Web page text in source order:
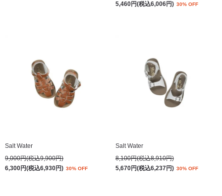
5,460円(税込6,006円) 30% OFF
Salt Water
9,000円(税込9,900円)
6,300円(税込6,930円) 30% OFF
Salt Water
8,100円(税込8,910円)
5,670円(税込6,237円) 30% OFF